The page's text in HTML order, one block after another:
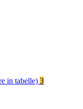
in tabelle) 3